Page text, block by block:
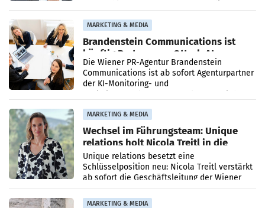
MARKETING & MEDIA
Brandenstein Communications ist
künftig Partner von OtterlyAI
Die Wiener PR-Agentur Brandenstein
Communications ist ab sofort Agenturpartner
der KI-Monitoring- und
MARKETING & MEDIA
Wechsel im Führungsteam: Unique
relations holt Nicola Treitl in die
Geschäftsleitung
Unique relations besetzt eine
Schlüsselposition neu: Nicola Treitl verstärkt
ab sofort die Geschäftsleitung der Wiener
PR-Agentur an der Seite von Josef Kalina und
Anna Kalina-Mahr.
MARKETING & MEDIA